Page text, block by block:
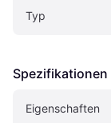
Typ
Spezifikationen
Eigenschaften